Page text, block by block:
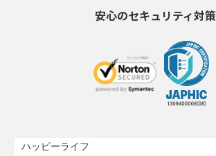
安心のセキュリティ対策
ハッピーライフ